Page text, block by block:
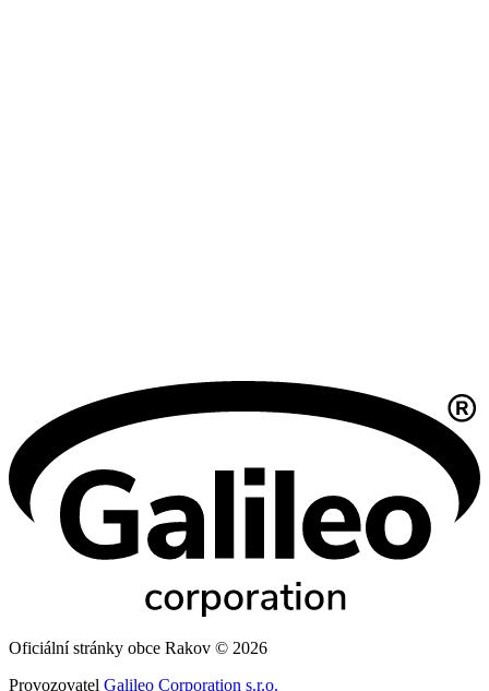
Oficiální stránky obce Rakov © 2026
Provozovatel Galileo Corporation s.r.o.